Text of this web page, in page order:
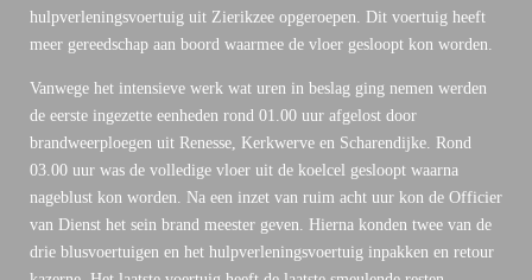
hulpverleningsvoertuig uit Zierikzee opgeroepen. Dit voertuig heeft
meer gereedschap aan boord waarmee de vloer gesloopt kon worden.
Vanwege het intensieve werk wat uren in beslag ging nemen werden
de eerste ingezette eenheden rond 01.00 uur afgelost door
brandweerploegen uit Renesse, Kerkwerve en Scharendijke. Rond
03.00 uur was de volledige vloer uit de koelcel gesloopt waarna
nageblust kon worden. Na een inzet van ruim acht uur kon de Officier
van Dienst het sein brand meester geven. Hierna konden twee van de
drie blusvoertuigen en het hulpverleningsvoertuig inpakken en retour